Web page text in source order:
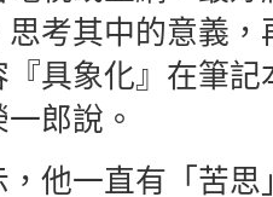
考其中的意義
具象化』在筆
郎說。
他一直有「苦